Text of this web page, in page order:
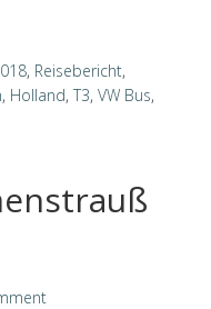
, Reisebericht,
, Holland, T3, VW Bus,